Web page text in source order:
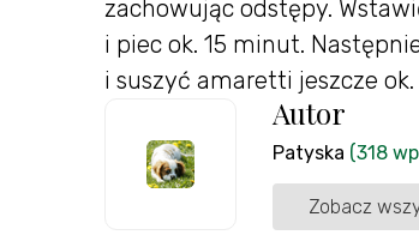
zachowując odstępy.
i piec ok. 15 minut.
i suszyć amaretti jeszcze
Autor
Patyska (318
Zobacz